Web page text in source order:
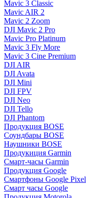
Mavic 3 Сlassic
Mavic AIR 2
Mavic 2 Zoom
DJI Mavic 2 Pro
Mavic Pro Platinum
Mavic 3 Fly More
Mavic 3 Cine Premium
DJI AIR
DJI Avata
DJI Mini
DJI FPV
DJI Neo
DJI Tello
DJI Phantom
Продукция BOSE
Соундбары BOSE
Наушники BOSE
Продукиция Garmin
Смарт-часы Garmin
Продукция Google
Смартфоны Google Pixel
Смарт часы Google